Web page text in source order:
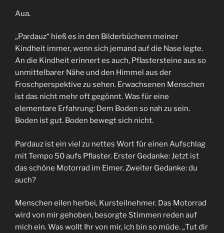
Aua.
„Pardauz“ hieß es in den Bilderbüchern meiner
Kindheit immer, wenn sich jemand auf die Nase legte.
An die Kindheit erinnert es auch, Pflastersteine aus so
unmittelbarer Nähe und den Himmel aus der
Froschperspektive zu sehen. Erwachsenen Menschen
ist das nicht mehr oft gegönnt. Was für eine
elementare Erfahrung: Dem Boden so nah zu sein.
Boden ist gut. Boden bewegt sich nicht.
Pardauz ist ein viel zu nettes Wort für einen Aufschlag
mit Tempo 50 aufs Pflaster. Erster Gedanke: Jetzt ist
das schöne Motorrad im Eimer. Zweiter Gedanke: du
auch?
Menschen eilen herbei, Kursteilnehmer. Das Motorrad
wird von mir gehoben, besorgte Stimmen reden auf
mich ein. Was wollt Ihr von mir, ich bin so müde. „Tut dir